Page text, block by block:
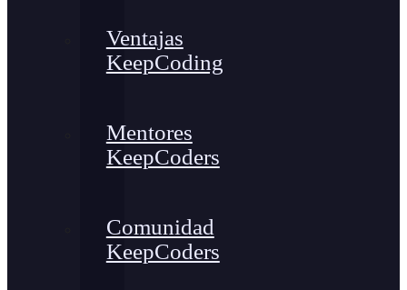
Ventajas
KeepCoding
Mentores
KeepCoders
Comunidad
KeepCoders